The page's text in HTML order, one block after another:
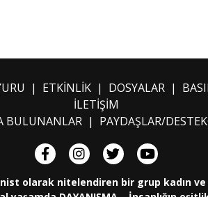
| ETKİNLİK| DOSYALAR|
İLETİŞİM
BULUNANLAR| PAYDAŞLAR/
olarak nitelendiren bir grup kadın ve